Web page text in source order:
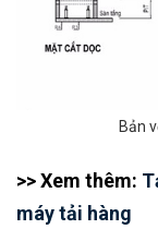
Bản
>> Xem thêm:
máy tải hàng